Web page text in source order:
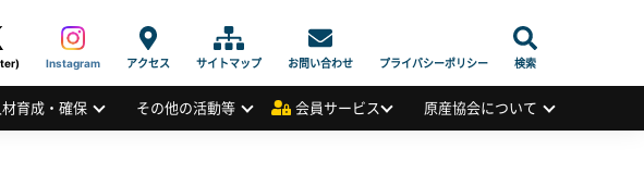
Instagram アクセス サイトマップ お問い合わせ プライバシーポリシー 検索
材育成・確保 その他の活動等 会員サービス 原産協会について